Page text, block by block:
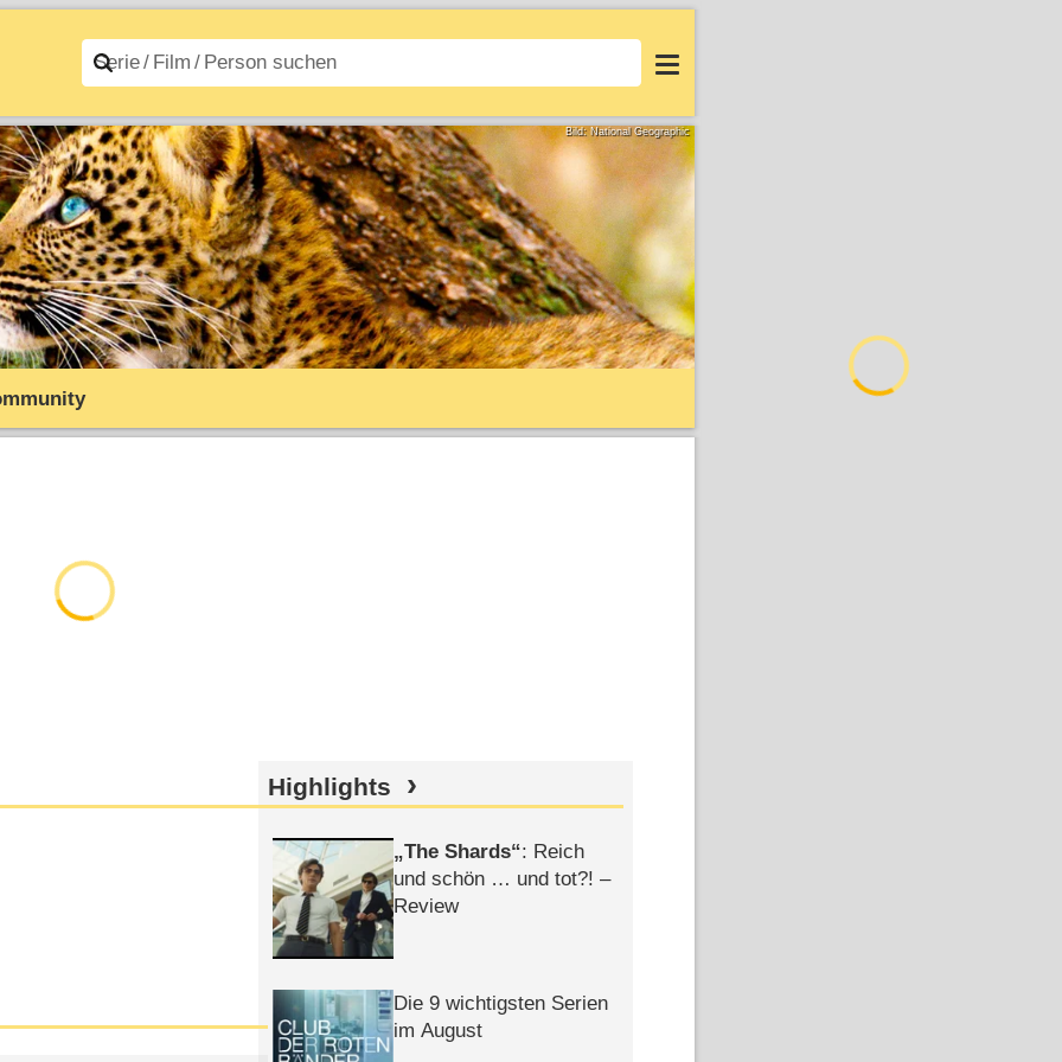
Filme A–Z Login
Bild: National Geographic
Highlights
The Shards : Reich
und schön … und tot?! –
Review
Die 9 wichtigsten Serien
im August